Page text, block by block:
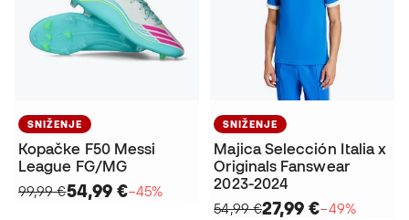
SNIŽENJE
Kopačke F50 Messi
League FG/MG
99,99 €54,99 €−45%
SNIŽENJE
Majica Selección Italia x
Originals Fanswear
2023-2024
54,99 €27,99 €−49%